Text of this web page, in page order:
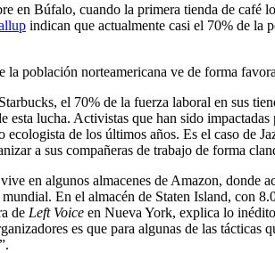
en Búfalo, cuando la primera tienda de café
indican que actualmente casi el 70% de la
la población norteamericana ve de forma
el 70% de la fuerza laboral en sus
esta lucha. Activistas que han sido
de los últimos años. Es el caso de
a sus compañeras de trabajo de forma
en algunos almacenes de Amazon, donde
En el almacén de Staten Island, con
de Left Voice en Nueva York, explica lo
es que para algunas de las